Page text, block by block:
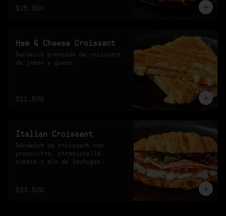
$25.900
Ham & Cheese Croissant
Sandwich prensado de croissant
de jamón y queso.
$21.500
Italian Croissant
Sándwich de croissant con
prosciutto, straciatella,
tomate y mix de lechugas.
$33.500